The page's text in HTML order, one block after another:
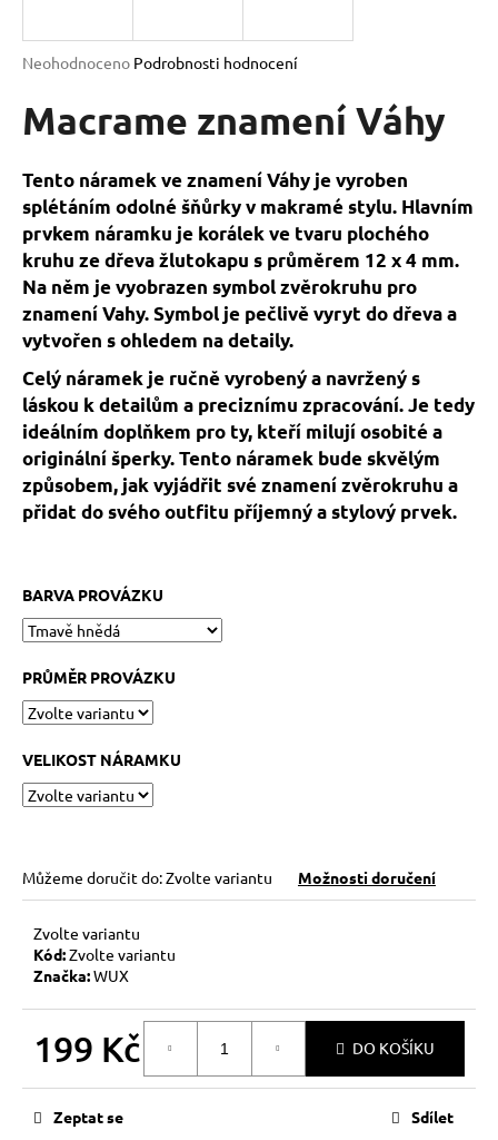
Průměrné
produktu
je
5
hvězdiček.
Neohodnoceno Podrobnosti hodnocení
Macrame znamení Váhy
Tento náramek ve znamení Váhy je vyroben
splétáním odolné šňůrky v makramé stylu. Hlavním
prvkem náramku je korálek ve tvaru plochého
kruhu ze dřeva žlutokapu s průměrem 12 x 4 mm.
Na něm je vyobrazen symbol zvěrokruhu pro
znamení Vahy. Symbol je pečlivě vyryt do dřeva a
vytvořen s ohledem na detaily.
Celý náramek je ručně vyrobený a navržený s
láskou k detailům a preciznímu zpracování. Je tedy
ideálním doplňkem pro ty, kteří milují osobité a
originální šperky. Tento náramek bude skvělým
způsobem, jak vyjádřit své znamení zvěrokruhu a
přidat do svého outfitu příjemný a stylový prvek.
BARVA PROVÁZKU
PRŮMĚR PROVÁZKU
VELIKOST NÁRAMKU
Můžeme doručit do:Zvolte variantu Možnosti doručení
Zvolte variantu
Kód:Zvolte variantu
Značka:WUX
199 Kč DO KOŠÍKU
Zeptat se Sdílet
j
t
?
HLEDAT
D
o
p
o
r
u
č
u
m
e
KABBALAH
ONE
SILVER
89
Kč